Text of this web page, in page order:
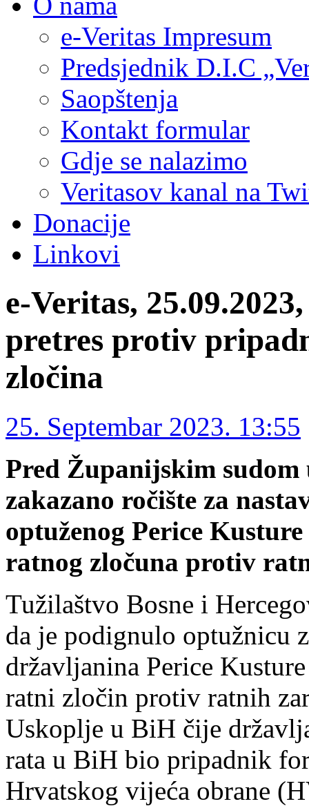
e-Veritas Impresum
Predsjednik D.I.C
Saopštenja
Kontakt formular
Gdje se nalazimo
Veritasov kanal na
Donacije
Linkovi
e-Veritas,
pretres protiv
zločina
25. Septembar 2023. 13:55
Pred Županijskim sudom
zakazano ročište za
optuženog Perice
ratnog zločuna protiv
Tužilaštvo Bosne i
da je podignulo optužnicu
državljanina Perice
ratni zločin protiv ratnih
Uskoplje u BiH čije
rata u BiH bio pripadnik
Hrvatskog vijeća obrane